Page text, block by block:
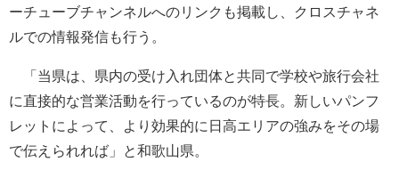
ーチューブチャンネルへのリンクも掲載し、クロスチャネ
ルでの情報発信も行う。
「当県は、県内の受け入れ団体と共同で学校や旅行会社
に直接的な営業活動を行っているのが特長。新しいパンフ
レットによって、より効果的に日高エリアの強みをその場
で伝えられれば」と和歌山県。